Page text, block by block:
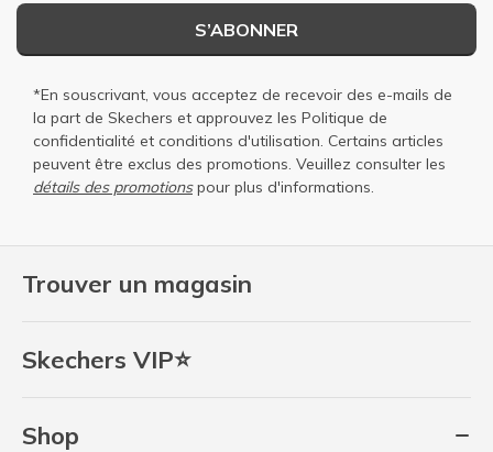
Trouver un magasin
Skechers VIP⭐
Shop
S’ABONNER
*En souscrivant, vous acceptez de recevoir des e-mails de
la part de Skechers et approuvez les Politique de
confidentialité et conditions d'utilisation. Certains articles
peuvent être exclus des promotions. Veuillez consulter les
détails des promotionspour plus d'informations.